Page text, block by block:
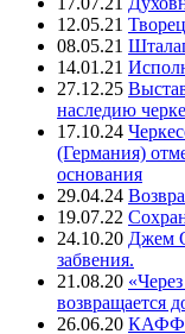
12.05.21
08.05.21
14.01.21
27.12.25
наследию
17.10.24
(Германия)
основания
29.04.24
19.07.22
24.10.20 Джем
забвения.
21.08.20
возвращается
26.06.20